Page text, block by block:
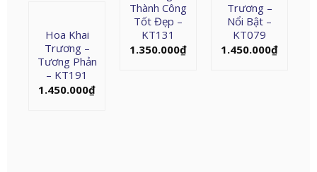
Thành Công
Tốt Đẹp –
KT131
1.350.000₫
Trương –
Nổi Bật –
KT079
1.450.000₫
Hoa Khai
Trương –
Tương Phản
– KT191
1.450.000₫